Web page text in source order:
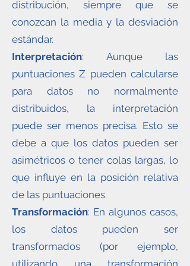
distribución, siempre que se
conozcan la media y la desviación
estándar.
Interpretación: Aunque las
puntuaciones Z pueden calcularse
para datos no normalmente
distribuidos, la interpretación
puede ser menos precisa. Esto se
debe a que los datos pueden ser
asimétricos o tener colas largas, lo
que influye en la posición relativa
de las puntuaciones.
Transformación: En algunos casos,
los datos pueden ser
transformados (por ejemplo,
utilizando una transformación